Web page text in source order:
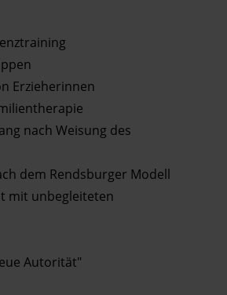
Erzieherinnen
nach Weisung des
dem Rendsburger Modell
mit unbegleiteten
Autorität"